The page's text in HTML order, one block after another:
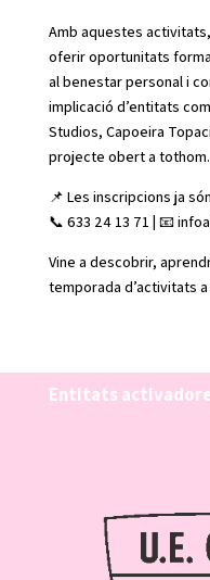
Amb aquestes
oferir oportunitats
al benestar personal i
implicació d’entitats
Studios, Capoeira
projecte obert a tothom.
📌 Les inscripcions ja
📞 633 24 13 71 | 📧
Vine a descobrir,
temporada d’activitats a
Entitats